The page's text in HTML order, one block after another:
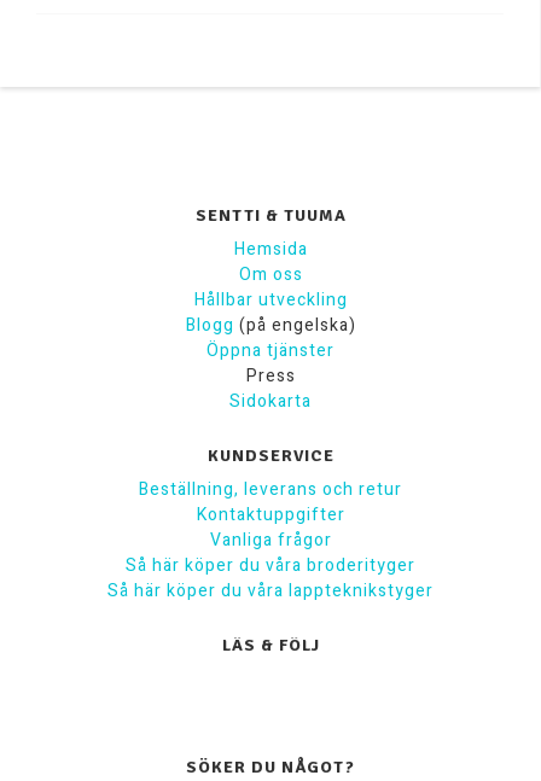
SENTTI & TUUMA
Hemsida
Om oss
Hållbar utveckling
Blogg (på engelska)
Öppna tjänster
Press
Sidokarta
KUNDSERVICE
Beställning, leverans och retur
Kontaktuppgifter
Vanliga frågor
Så här köper du våra broderityger
Så här köper du våra lappteknikstyger
LÄS & FÖLJ
SÖKER DU NÅGOT?